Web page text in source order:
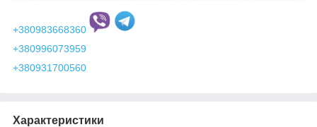
+380983668360
+380996073959
+380931700560
Характеристики